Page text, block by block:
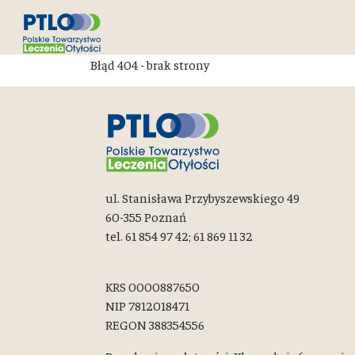
Błąd 404 - brak strony
ul. Stanisława Przybyszewskiego 49
60-355 Poznań
tel. 61 854 97 42; 61 869 11 32
KRS 0000887650
NIP 7812018471
REGON 388354556